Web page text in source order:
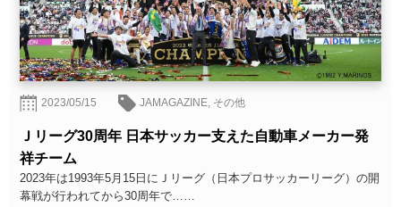
2023/05/15 JAMAGAZINE, その他
Ｊリーグ30周年 日本サッカー支えた自動車メーカー発
祥チーム
2023年は1993年5月15日にＪリーグ（日本プロサッカーリーグ）の開
幕戦が行われてから30周年で……